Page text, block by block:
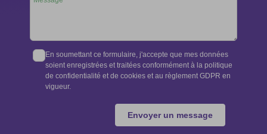
En soumettant ce formulaire, j'accepte que mes données
soient enregistrées et traitées conformément à la politique
de confidentialité et de cookies et au règlement GDPR en
vigueur.
Envoyer un message